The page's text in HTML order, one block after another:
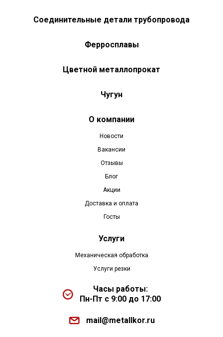
Соединительные детали трубопровода
Ферросплавы
Цветной металлопрокат
Чугун
О компании
Новости
Вакансии
Отзывы
Блог
Акции
Доставка и оплата
Госты
Услуги
Механическая обработка
Услуги резки
Часы работы:
Пн-Пт с 9:00 до 17:00
mail@metallkor.ru